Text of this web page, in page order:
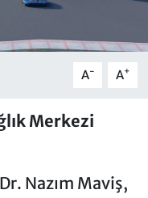
A- A+
Merkezi
Nazım Maviş,